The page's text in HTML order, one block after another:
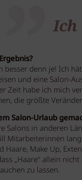
Ich
besser denn je! Ich
und eine Salon-
Zeit habe ich mich
die größte
Salon-Urlaub
Salons in anderen
Mitarbeiterinnen
Haare, Make Up,
„Haare“ allein
zu lassen.